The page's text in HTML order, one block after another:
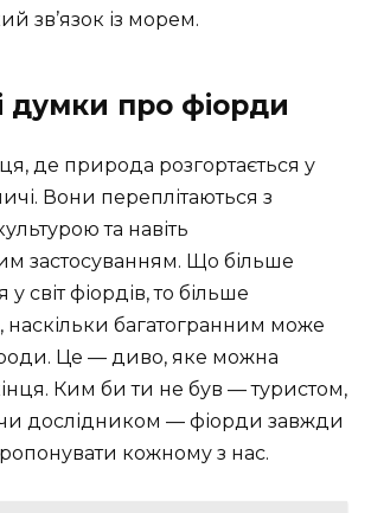
зв’язок із морем.
думки про фіорди
де природа розгортається у
Вони переплітаються з
та навіть
застосуванням. Що більше
світ фіордів, то більше
багатогранним може
Це — диво, яке можна
Ким би ти не був — туристом,
дослідником — фіорди завжди
кожному з нас.